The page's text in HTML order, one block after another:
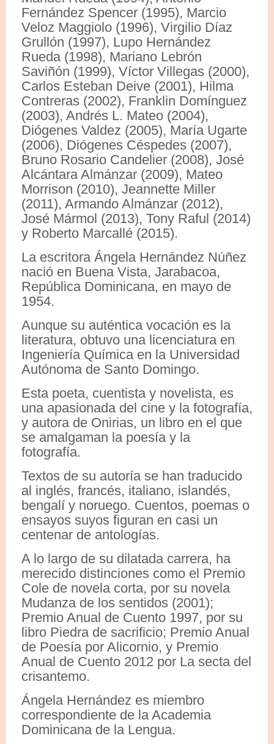
Fernández Spencer (1995), Marcio
Veloz Maggiolo (1996), Virgilio Díaz
Grullón (1997), Lupo Hernández
Rueda (1998), Mariano Lebrón
Saviñón (1999), Víctor Villegas (2000),
Carlos Esteban Deive (2001), Hilma
Contreras (2002), Franklin Domínguez
(2003), Andrés L. Mateo (2004),
Diógenes Valdez (2005), María Ugarte
(2006), Diógenes Céspedes (2007),
Bruno Rosario Candelier (2008), José
Alcántara Almánzar (2009), Mateo
Morrison (2010), Jeannette Miller
(2011), Armando Almánzar (2012),
José Mármol (2013), Tony Raful (2014)
y Roberto Marcallé (2015).
La escritora Ángela Hernández Núñez
nació en Buena Vista, Jarabacoa,
República Dominicana, en mayo de
1954.
Aunque su auténtica vocación es la
literatura, obtuvo una licenciatura en
Ingeniería Química en la Universidad
Autónoma de Santo Domingo.
Esta poeta, cuentista y novelista, es
una apasionada del cine y la fotografía,
y autora de Onirias, un libro en el que
se amalgaman la poesía y la
fotografía.
Textos de su autoría se han traducido
al inglés, francés, italiano, islandés,
bengalí y noruego. Cuentos, poemas o
ensayos suyos figuran en casi un
centenar de antologías.
A lo largo de su dilatada carrera, ha
merecido distinciones como el Premio
Cole de novela corta, por su novela
Mudanza de los sentidos (2001);
Premio Anual de Cuento 1997, por su
libro Piedra de sacrificio; Premio Anual
de Poesía por Alicornio, y Premio
Anual de Cuento 2012 por La secta del
crisantemo.
Ángela Hernández es miembro
correspondiente de la Academia
Dominicana de la Lengua.